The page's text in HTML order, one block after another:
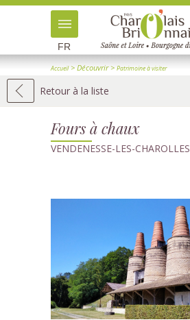
FR
Accueil> Découvrir> Patrimoine à visiter
Retour à la liste
Fours à chaux
VENDENESSE-LES-CHAROLLES